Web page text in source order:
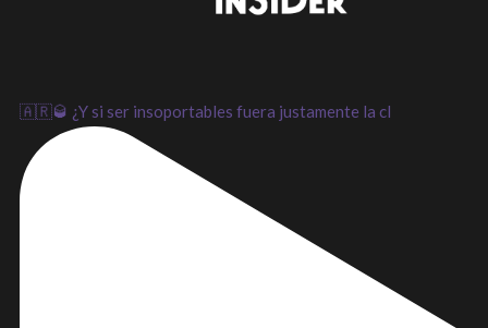
🇦🇷🥃 ¿Y si ser insoportables fuera justamente la cl